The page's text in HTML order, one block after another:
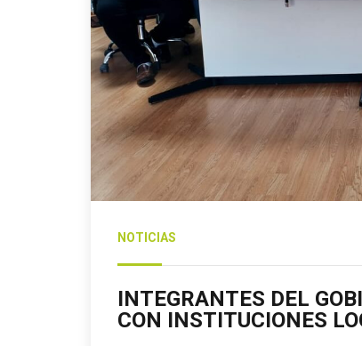
NOTICIAS
INTEGRANTES DEL
CON INSTITUCIONES